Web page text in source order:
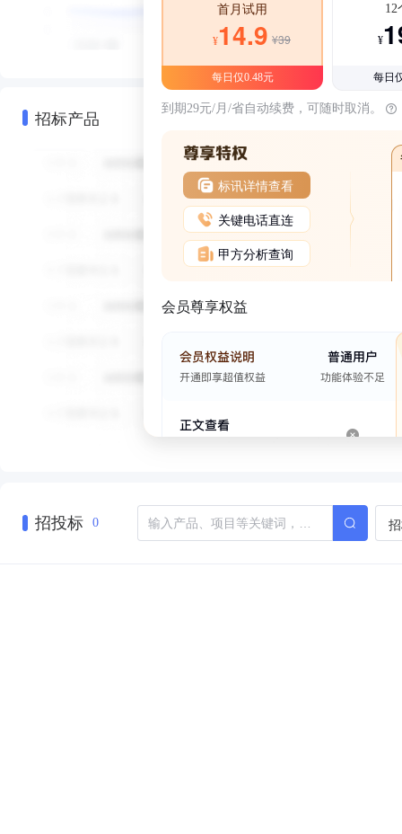
招标产品
首月试用
¥14.9 ¥39
每日仅0.48元
12
¥
每日
到期29元/月/省自动续费，可随时取消。
标讯详情查看
关键电话直连
甲方分析查询
会员尊享权益
招投标 0